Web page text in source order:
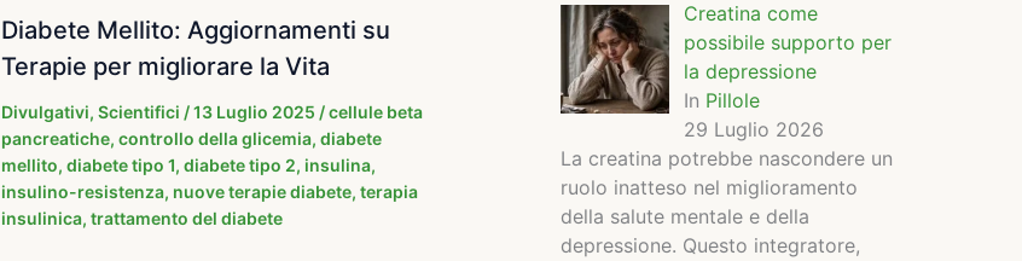
Diabete Mellito: Aggiornamenti su
Terapie per migliorare la Vita
Divulgativi, Scientifici /13 Luglio 2025 /cellule beta
pancreatiche, controllo della glicemia, diabete
mellito, diabete tipo 1, diabete tipo 2, insulina,
insulino-resistenza, nuove terapie diabete, terapia
insulinica, trattamento del diabete
Creatina come
possibile supporto per
la depressione
In Pillole
29 Luglio 2026
La creatina potrebbe nascondere un
ruolo inatteso nel miglioramento
della salute mentale e della
depressione. Questo integratore,